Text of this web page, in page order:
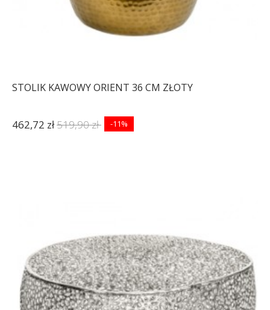
STOLIK KAWOWY ORIENT 36 CM ZŁOTY
462,72 zł519,90 zł -11%